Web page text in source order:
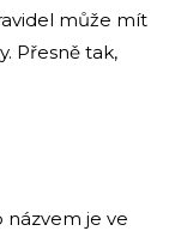
může mít
Přesně tak,
je ve